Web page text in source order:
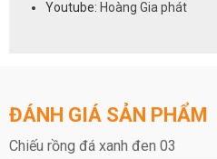
Youtube: Hoàng Gia phát
ĐÁNH GIÁ SẢN PHẨM
Chiếu rồng đá xanh đen 03